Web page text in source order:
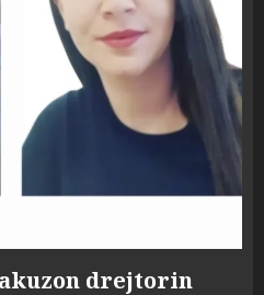
akuzon drejtorin